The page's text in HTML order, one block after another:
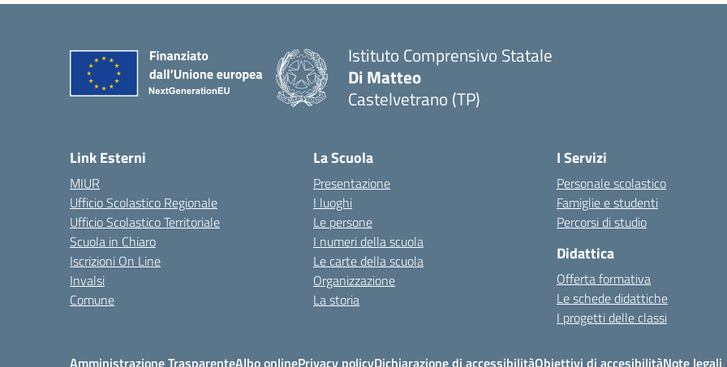
Istituto Comprensivo Statale
Di Matteo
Castelvetrano (TP)
Link Esterni
MIUR
Ufficio Scolastico Regionale
Ufficio Scolastico Territoriale
Scuola in Chiaro
Iscrizioni On Line
Invalsi
Comune
La Scuola
Presentazione
I luoghi
Le persone
I numeri della scuola
Le carte della scuola
Organizzazione
La storia
I Servizi
Personale scolastico
Famiglie e studenti
Percorsi di studio
Didattica
Offerta formativa
Le schede didattiche
I progetti delle classi
Amministrazione TrasparenteAlbo onlinePrivacy policyDichiarazione di accessibilitàObiettivi di accesibilitàNote legali